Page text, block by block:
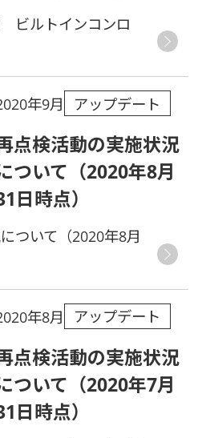
ビルトインコンロ
年9月 アップデート
点検活動の実施状況
ついて（2020年8月
日時点）
ついて（2020年8月
年8月 アップデート
点検活動の実施状況
ついて（2020年7月
日時点）